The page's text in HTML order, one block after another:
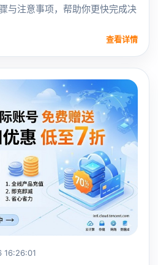
与注意事项，帮助你更快完成决
查看详情
16:26:01